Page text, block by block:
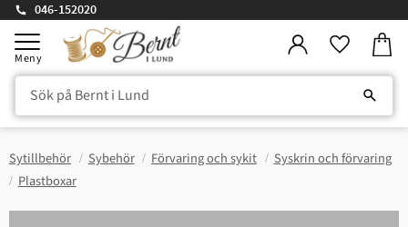
Meny
046-152020
Sytillbehör Sybehör Förvaring och sykit
Syskrin och förvaring
Plastboxar